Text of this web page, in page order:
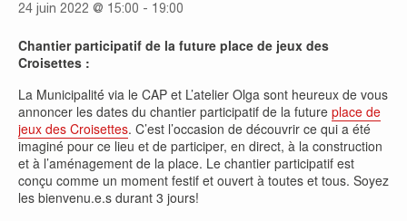
24 juin 2022 @ 15:00 - 19:00
Chantier participatif de la future place de jeux des
Croisettes :
La Municipalité́ via le CAP et L’atelier Olga sont heureux de vous
annoncer les dates du chantier participatif de la future place de
jeux des Croisettes. C’est l’occasion de découvrir ce qui a été
imaginé pour ce lieu et de participer, en direct, à la construction
et à l’aménagement de la place. Le chantier participatif est
conçu comme un moment festif et ouvert à toutes et tous. Soyez
les bienvenu.e.s durant 3 jours!